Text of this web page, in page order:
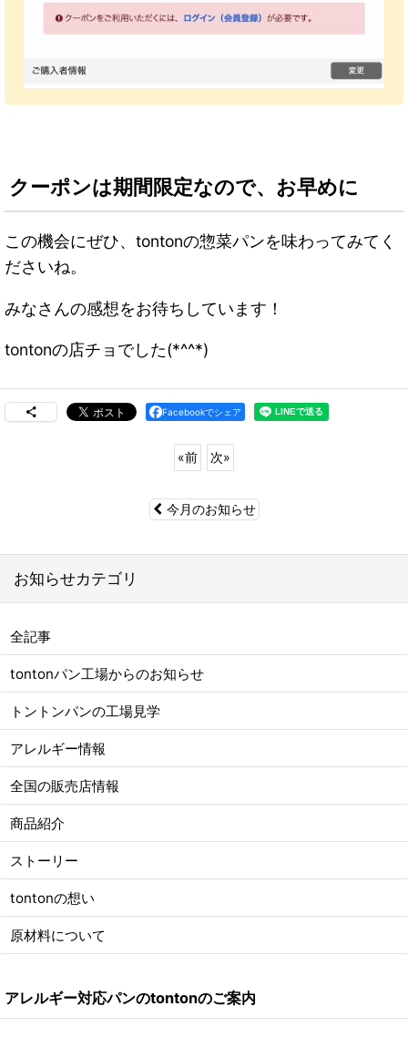
クーポンは期間限定なので、お早めに
この機会にぜひ、tontonの惣菜パンを味わってみてく
ださいね。
みなさんの感想をお待ちしています！
tontonの店チョでした(*^^*)
Facebookでシェア
«前 次»
今月のお知らせ
お知らせカテゴリ
全記事
tontonパン工場からのお知らせ
トントンパンの工場見学
アレルギー情報
全国の販売店情報
商品紹介
ストーリー
tontonの想い
原材料について
アレルギー対応パンのtontonのご案内